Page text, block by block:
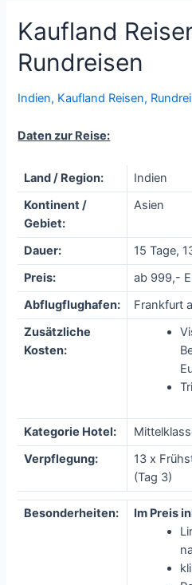
Kaufland
Rundreisen
Indien, Kaufland Reisen,
Daten zur Reise:
Land / Region:
Indien
Kontinent /
Gebiet:
Asien
Dauer:
15 Tage,
Preis:
ab 999,-
Abflugflughafen:
Frankfurt
Zusätzliche
Kosten:
Kategorie Hotel:
Verpflegung:
13 x
(Tag 3)
Besonderheiten:
Im Preis